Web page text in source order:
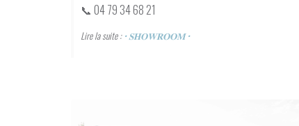
📞 04 79 34 68 21
Lire la suite : • 𝐒𝐇𝐎𝐖𝐑𝐎𝐎𝐌 •